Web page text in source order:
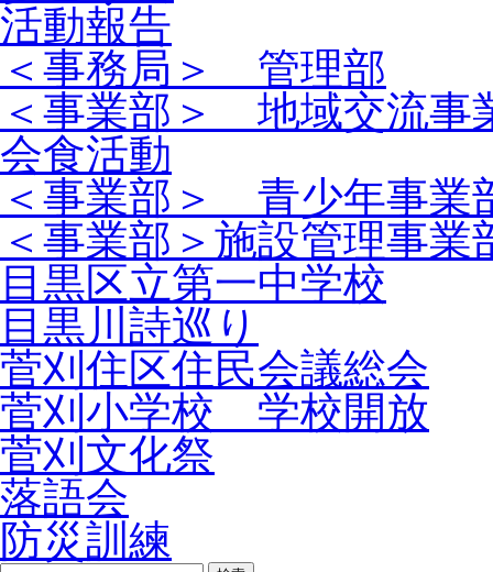
活動報告
＜事務局＞ 管理部
＜事業部＞ 地域交流事
会食活動
＜事業部＞ 青少年事業
＜事業部＞施設管理事業
目黒区立第一中学校
目黒川詩巡り
菅刈住区住民会議総会
菅刈小学校 学校開放
菅刈文化祭
落語会
防災訓練